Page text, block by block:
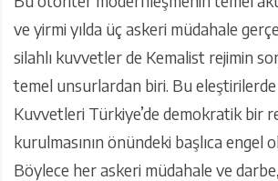
ve yirmi yılda üç askeri müdahale
silahlı kuvvetler de Kemalist rejimin
temel unsurlardan biri. Bu eleştirilerde
Kuvvetleri Türkiye’de demokratik bir
kurulmasının önündeki başlıca engel
Böylece her askeri müdahale ve